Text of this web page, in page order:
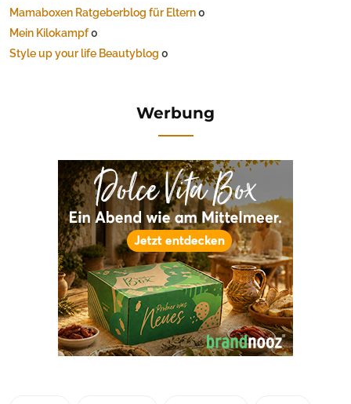
Mamaboxen Ratgeberblog für Eltern0
Mein Kilokampf0
Style up your life Beautyblog 0
Werbung